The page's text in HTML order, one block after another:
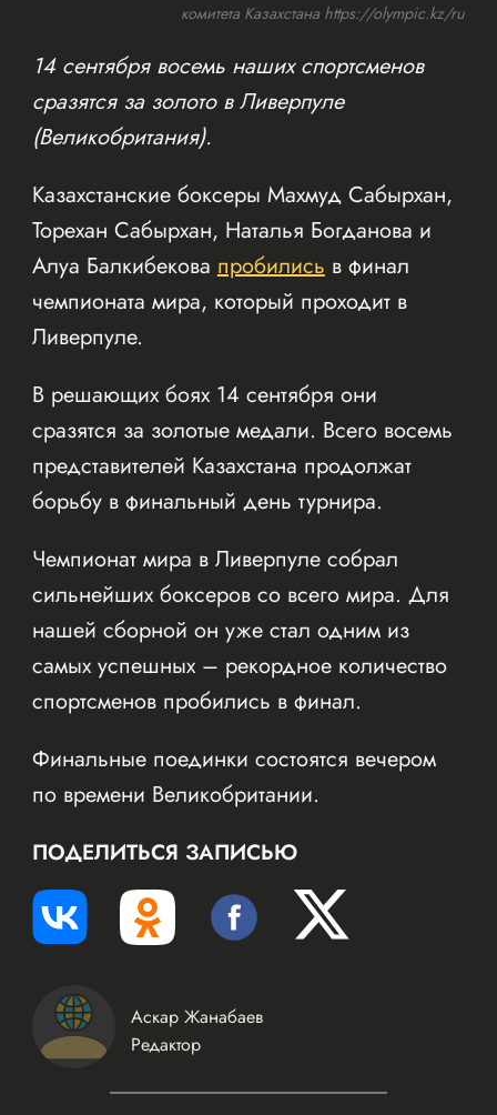
комитета Казахстана https://olympic.kz/ru
14 сентября восемь наших спортсменов
сразятся за золото в Ливерпуле
(Великобритания).
Казахстанские боксеры Махмуд Сабырхан,
Торехан Сабырхан, Наталья Богданова и
Алуа Балкибекова пробились в финал
чемпионата мира, который проходит в
Ливерпуле.
В решающих боях 14 сентября они
сразятся за золотые медали. Всего восемь
представителей Казахстана продолжат
борьбу в финальный день турнира.
Чемпионат мира в Ливерпуле собрал
сильнейших боксеров со всего мира. Для
нашей сборной он уже стал одним из
самых успешных – рекордное количество
спортсменов пробились в финал.
Финальные поединки состоятся вечером
по времени Великобритании.
ПОДЕЛИТЬСЯ ЗАПИСЬЮ
Аскар Жанабаев
Редактор